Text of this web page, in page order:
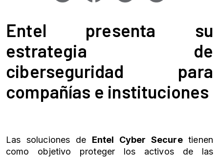
Entel presenta su
estrategia de
ciberseguridad para
compañías e instituciones
Las soluciones de Entel Cyber Securetienen
como objetivo proteger los activos de las